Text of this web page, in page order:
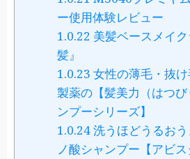
ー使用体験レビュー
1.0.22 美髪ベースメイ
髪』
1.0.23 女性の薄毛・抜
製薬の【髪美力（はつ
ンプーシリーズ】
1.0.24洗うほどうるお
ノ酸シャンプー【アビス